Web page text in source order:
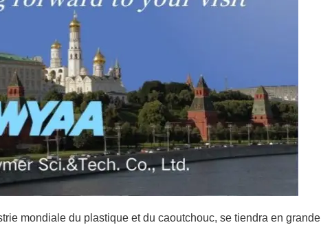
mondiale du plastique et du caoutchouc, se tiendra en grande